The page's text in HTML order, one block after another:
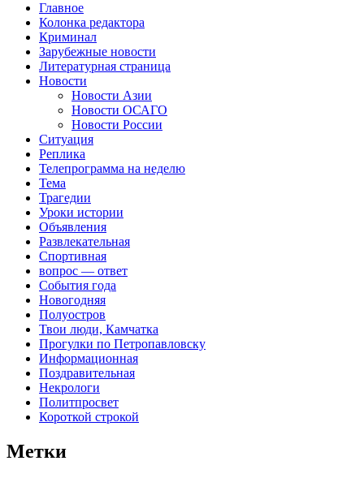
Главное
Колонка редактора
Криминал
Зарубежные новости
Литературная страница
Новости
Новости Азии
Новости ОСАГО
Новости России
Ситуация
Реплика
Телепрограмма на неделю
Тема
Трагедии
Уроки истории
Объявления
Развлекательная
Спортивная
вопрос — ответ
События года
Новогодняя
Полуостров
Твои люди, Камчатка
Прогулки по Петропавловску
Информационная
Поздравительная
Некрологи
Политпросвет
Короткой строкой
Метки